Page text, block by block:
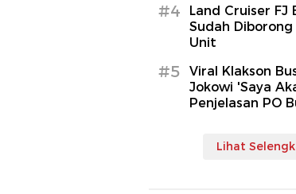
#4
Land Cruiser FJ
Sudah Diborong
Unit
#5
Viral Klakson
Jokowi 'Saya
Penjelasan PO
Lihat